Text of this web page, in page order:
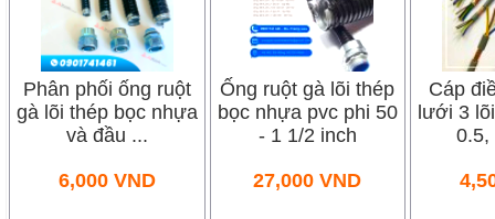
Phân phối ống ruột
gà lõi thép bọc nhựa
và đầu ...
6,000VND
Ống ruột gà lõi thép
bọc nhựa pvc phi 50
- 1 1/2 inch
27,000 VND
Cáp
lưới 3
0.5,